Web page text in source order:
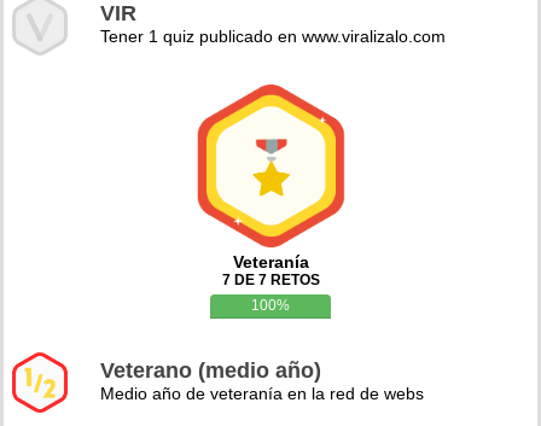
VIR
Tener 1 quiz publicado en www.viralizalo.com
Veteranía
7 DE 7 RETOS
100%
Veterano (medio año)
Medio año de veteranía en la red de webs